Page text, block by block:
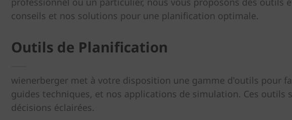
conseils et nos solutions pour une planification optimale.
Outils de Planification
wienerberger met à votre disposition une gamme d'outils pour
guides techniques, et nos applications de simulation. Ces
décisions éclairées.